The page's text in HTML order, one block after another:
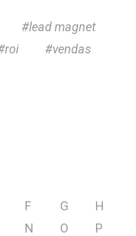
lead magnet
roi
vendas
F G
H
N O
P